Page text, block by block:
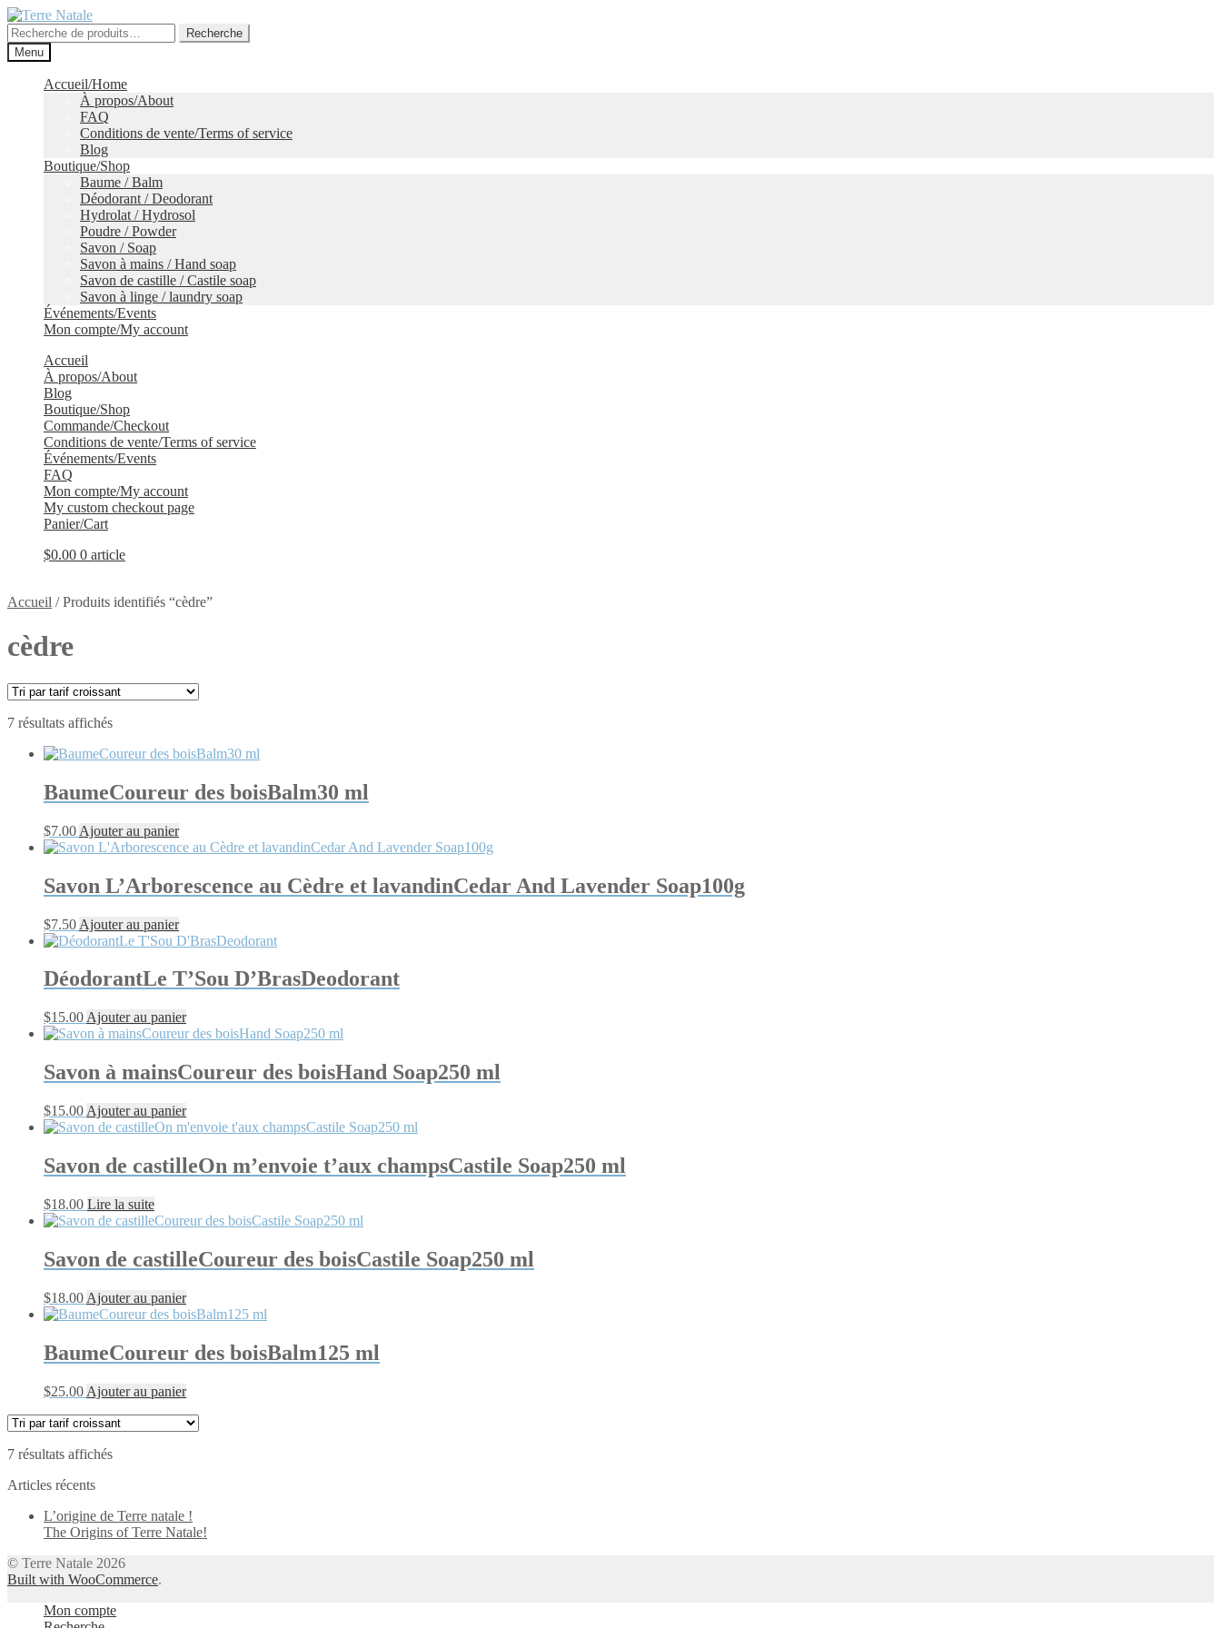
Aller
à
la
navigation
Aller
au
contenu
Recherche
pour :
Recherche
Menu
Accueil/Home
À propos/About
FAQ
Conditions de vente/Terms of service
Blog
Boutique/Shop
Baume / Balm
Déodorant / Deodorant
Hydrolat / Hydrosol
Poudre / Powder
Savon / Soap
Savon à mains / Hand soap
Savon de castille / Castile soap
Savon à linge / laundry soap
Événements/Events
Mon compte/My account
Accueil
À propos/About
Blog
Boutique/Shop
Commande/Checkout
Conditions de vente/Terms of service
Événements/Events
FAQ
Mon compte/My account
My custom checkout page
Panier/Cart
$0.00 0 article
Accueil /Produits identifiés “cèdre”
cèdre
7 résultats affichésTrié
prix
BaumeCoureur des boisBalm30 ml
$7.00 Ajouter au panier
Savon L’Arborescence au Cèdre et lavandinCedar And Lavender Soap100g
$7.50 Ajouter au panier
DéodorantLe T’Sou D’BrasDeodorant
$15.00 Ajouter au panier
Savon à mainsCoureur des boisHand Soap250 ml
$15.00 Ajouter au panier
Savon de castilleOn m’envoie t’aux champsCastile Soap250 ml
$18.00 Lire la suite
Savon de castilleCoureur des boisCastile Soap250 ml
$18.00 Ajouter au panier
BaumeCoureur des boisBalm125 ml
$25.00 Ajouter au panier
7 résultats affichésTrié
Articles récents
L’origine de Terre natale !
The Origins of Terre Natale!
© Terre Natale 2026
Built with WooCommerce.
Mon compte